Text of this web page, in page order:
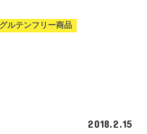
ルテンフリー商品
2018.2.15